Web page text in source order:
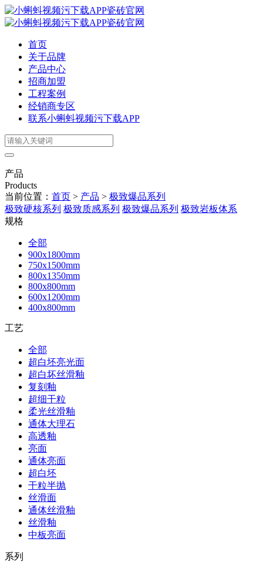
首页
关于品牌
产品中心
招商加盟
工程案例
经销商专区
联系小蝌蚪视频污下载APP
产品
Products
当前位置： 首页 > 产品 > 极致爆品系列
极致硬核系列 极致质感系列 极致爆品系列 极致岩板体系
规格
全部
900x1800mm
750x1500mm
800x1350mm
800x800mm
600x1200mm
400x800mm
工艺
全部
超白坯亮光面
超白坏丝滑釉
复刻釉
超细干粒
柔光丝滑釉
通体大理石
高透釉
亮面
通体亮面
超白坯
干粒半抛
丝滑面
通体丝滑釉
丝滑釉
中板亮面
系列